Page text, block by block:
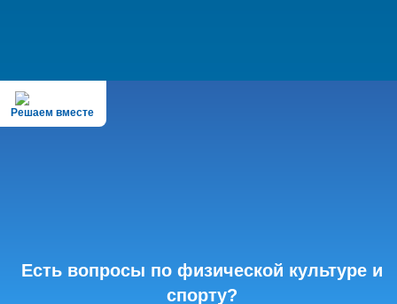
Решаем вместе
Есть вопросы по физической культуре и
спорту?